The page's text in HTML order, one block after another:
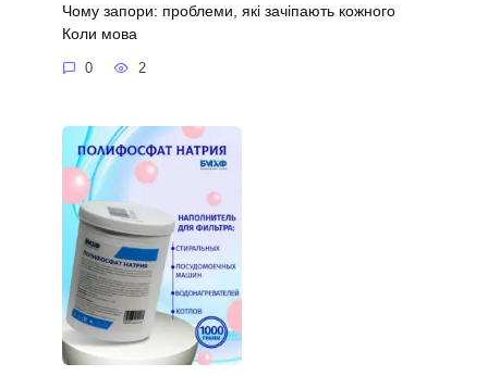
Чому запори: проблеми, які зачіпають кожного
Коли мова
0 2